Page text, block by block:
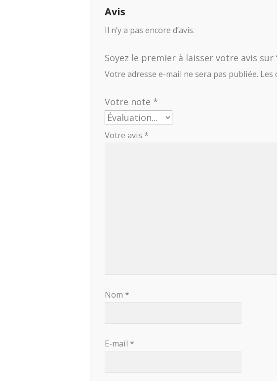
Avis
Il n’y a pas encore d’avis.
Soyez le premier à laisser votre avis sur
Votre adresse e-mail ne sera pas publiée. Les
Votre note *
Votre avis *
Nom *
E-mail *